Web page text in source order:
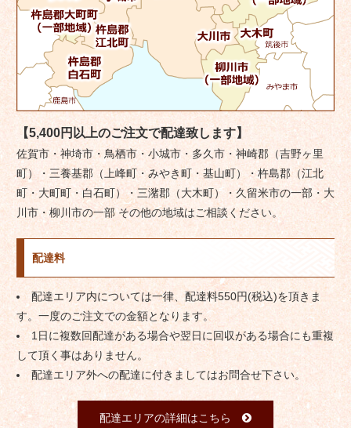
【5,400円以上のご注文で配達致します】
佐賀市・神埼市・鳥栖市・小城市・多久市・神崎郡（吉野ヶ里
町）・三養基郡（上峰町・みやき町・基山町）・杵島郡（江北
町・大町町・白石町）・三潴郡（大木町）・久留米市の一部・大
川市・柳川市の一部 その他の地域はご相談ください。
配達料
配達エリア内については一律、配達料550円(税込)を頂きま
す。一度のご注文での金額となります。
1日に複数回配達がある場合や翌日に回収がある場合にも重複
して頂く事はありません。
配達エリア外への配達に付きましてはお問合せ下さい。
配達エリアの詳細はこちら